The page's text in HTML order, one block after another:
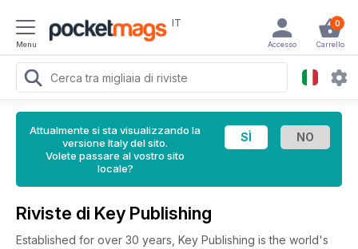
Menu
IT 0
Carrello
Accesso
Attualmente si sta visualizzando la
versione Italy del sito.
Volete passare al vostro sito
locale?
Riviste di Key Publishing
Established for over 30 years, Key Publishing is the world's